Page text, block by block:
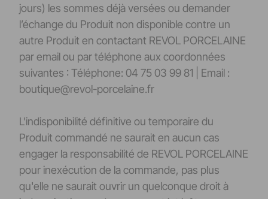
jours) les sommes déjà versées ou demander
l’échange du Produit non disponible contre un
autre Produit en contactant REVOL PORCELAINE
par email ou par téléphone aux coordonnées
suivantes : Téléphone: 04 75 03 99 81 | Email :
boutique@revol-porcelaine.fr
L'indisponibilité définitive ou temporaire du
Produit commandé ne saurait en aucun cas
engager la responsabilité de REVOL PORCELAINE
pour inexécution de la commande, pas plus
qu'elle ne saurait ouvrir un quelconque droit à